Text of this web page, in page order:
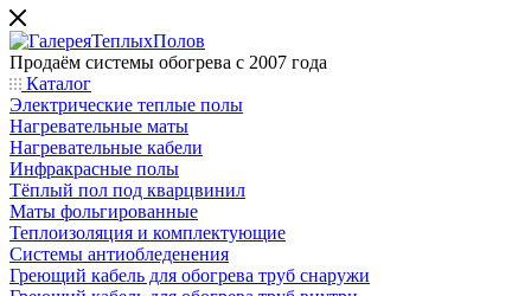
Продаём системы обогрева с 2007 года
Каталог
Электрические теплые полы
Нагревательные маты
Нагревательные кабели
Инфракрасные полы
Тёплый пол под кварцвинил
Маты фольгированные
Теплоизоляция и комплектующие
Системы антиобледенения
Греющий кабель для обогрева труб снаружи